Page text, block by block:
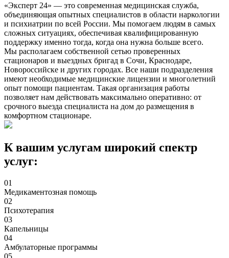
«Эксперт 24» — это современная медицинская служба,
объединяющая опытных специалистов в области наркологии
и психиатрии по всей России. Мы помогаем людям в самых
сложных ситуациях, обеспечивая квалифицированную
поддержку именно тогда, когда она нужна больше всего.
Мы располагаем собственной сетью проверенных
стационаров и выездных бригад в Сочи, Краснодаре,
Новороссийске и других городах. Все наши подразделения
имеют необходимые медицинские лицензии и многолетний
опыт помощи пациентам. Такая организация работы
позволяет нам действовать максимально оперативно: от
срочного выезда специалиста на дом до размещения в
комфортном стационаре.
К вашим услугам широкий спектр
услуг:
01
Медикаментозная помощь
02
Психотерапия
03
Капельницы
04
Амбулаторные программы
05